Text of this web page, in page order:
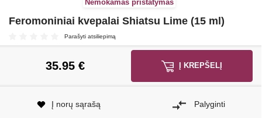
Nemokamas pristatymas
Feromoniniai kvepalai Shiatsu Lime (15 ml)
Parašyti atsiliepimą
35.95 € Į KREPŠELĮ
Į norų sąrašą Palyginti